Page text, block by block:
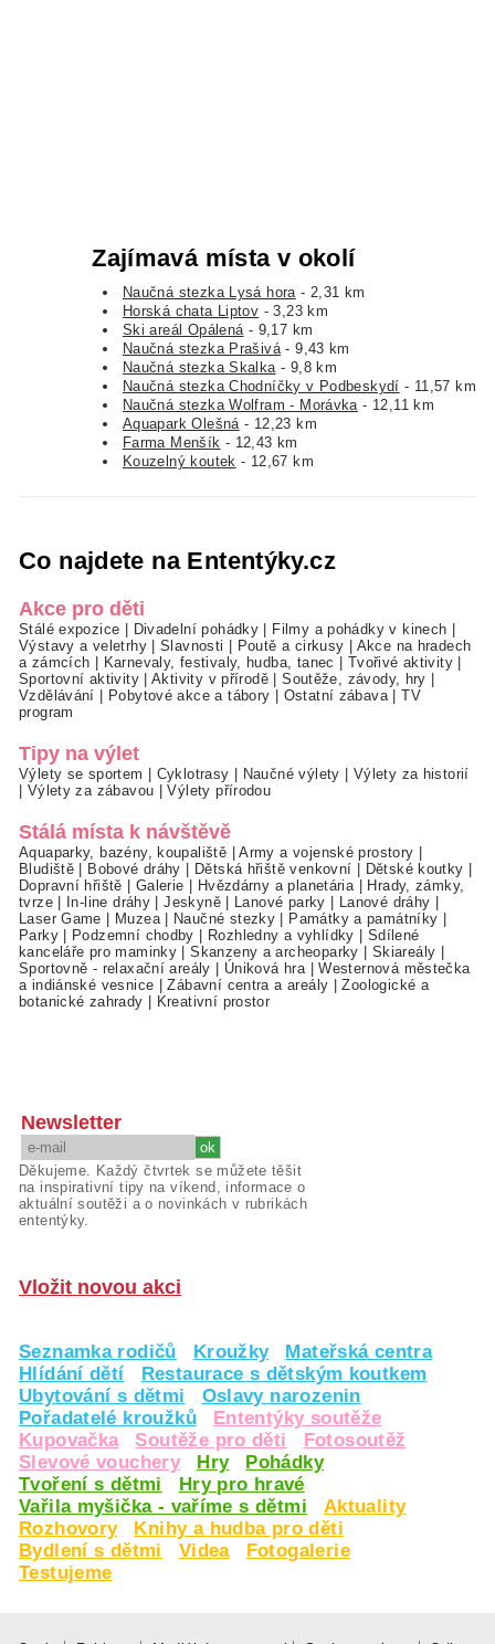
Zajímavá místa v okolí
Naučná stezka Lysá hora - 2,31 km
Horská chata Liptov - 3,23 km
Ski areál Opálená - 9,17 km
Naučná stezka Prašivá - 9,43 km
Naučná stezka Skalka - 9,8 km
Naučná stezka Chodníčky v Podbeskydí - 11,57 km
Naučná stezka Wolfram - Morávka - 12,11 km
Aquapark Olešná - 12,23 km
Farma Menšík - 12,43 km
Kouzelný koutek - 12,67 km
Co najdete na Ententýky.cz
Akce pro děti
Stálé expozice Divadelní pohádky Filmy a pohádky v kinech
Výstavy a veletrhy|Slavnosti Poutě a cirkusy
Akce na hradech
a zámcích
Karnevaly, festivaly, hudba, tanec Tvořivé aktivity
Sportovní aktivity|Aktivity v přírodě |Soutěže, závody, hry
Vzdělávání
Pobytové akce a tábory Ostatní zábava|TV
program
Tipy na výlet
Výlety se sportem Cyklotrasy Naučné výlety
Výlety za historií
Výlety za zábavou |Výlety přírodou
Stálá místa k návštěvě
Aquaparky, bazény, koupaliště |Army a vojenské prostory
Bludiště
Bobové dráhy Dětská hřiště venkovní Dětské koutky
Dopravní hřiště
Galerie Hvězdárny a planetária|
Hrady, zámky,
tvrze| In-line dráhy |Jeskyně| Lanové parky Lanové dráhy
Laser Game
Muzea| Naučné stezky Památky a památníky
Parky| Podzemní chodby Rozhledny a vyhlídky
Sdílené
kanceláře pro maminky |Skanzeny a archeoparky Skiareály
Sportovně - relaxační areály
Úniková hra|Westernová městečka
a indiánské vesnice |Zábavní centra a areály |Zoologické a
botanické zahrady
Kreativní prostor
Newsletter
Děkujeme. Každý čtvrtek se můžete těšit
na inspirativní tipy na víkend, informace o
aktuální soutěži a o novinkách v rubrikách
ententýky.
Vložit novou akci
Seznamka rodičů Kroužky
Mateřská centra
Hlídání dětí
Restaurace s dětským koutkem
Ubytování s dětmi
Oslavy narozenin
Pořadatelé kroužků
Ententýky soutěže
Kupovačka
Soutěže pro děti
Fotosoutěž
Slevové vouchery
Hry
Pohádky
Tvoření s dětmi
Hry pro hravé
Vařila myšička - vaříme s dětmi
Aktuality
Rozhovory
Knihy a hudba pro děti
Bydlení s dětmi
Videa
Fotogalerie
Testujeme